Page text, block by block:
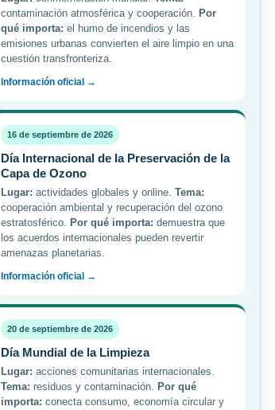
contaminación atmosférica y cooperación. Por
qué importa: el humo de incendios y las
emisiones urbanas convierten el aire limpio en una
cuestión transfronteriza.
Información oficial →
16 de septiembre de 2026
Día Internacional de la Preservación de la
Capa de Ozono
Lugar: actividades globales y online. Tema:
cooperación ambiental y recuperación del ozono
estratosférico. Por qué importa: demuestra que
los acuerdos internacionales pueden revertir
amenazas planetarias.
Información oficial →
20 de septiembre de 2026
Día Mundial de la Limpieza
Lugar: acciones comunitarias internacionales.
Tema: residuos y contaminación. Por qué
importa: conecta consumo, economía circular y